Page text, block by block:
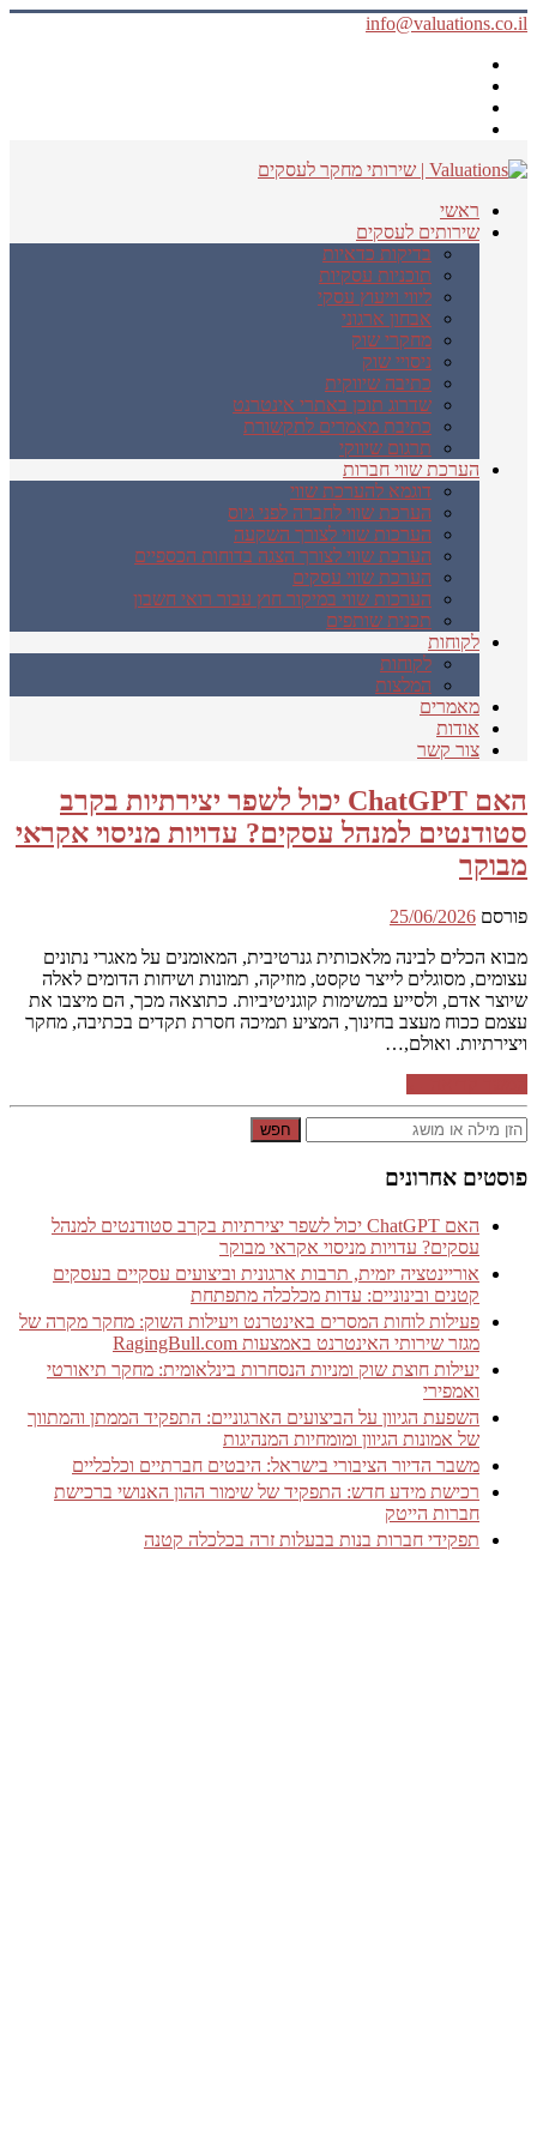
info@valuations.co.il
ראשי
שירותים לעסקים
בדיקות כדאיות
תוכניות עסקיות
ליווי וייעוץ עסקי
אבחון ארגוני
מחקרי שוק
ניסויי שוק
כתיבה שיווקית
שדרוג תוכן באתרי אינטרנט
כתיבת מאמרים לתקשורת
תרגום שיווקי
הערכת שווי חברות
דוגמא להערכת שווי
הערכת שווי לחברה לפני גיוס
הערכות שווי לצורך השקעה
הערכת שווי לצורך הצגה בדוחות הכספיים
הערכת שווי עסקים
הערכות שווי במיקור חוץ עבור רואי חשבון
תכנית שותפים
לקוחות
לקוחות
המלצות
מאמרים
אודות
צור קשר
האם ChatGPT יכול לשפר יצירתיות בקרב
סטודנטים למנהל עסקים? עדויות מניסוי אקראי
מבוקר
פורסם 25/06/2026
מבוא הכלים לבינה מלאכותית גנרטיבית, המאומנים על מאגרי נתונים
עצומים, מסוגלים לייצר טקסט, מוזיקה, תמונות ושיחות הדומים לאלה
שיוצר אדם, ולסייע במשימות קוגניטיביות. כתוצאה מכך, הם מיצבו את
עצמם ככוח מעצב בחינוך, המציע תמיכה חסרת תקדים בכתיבה, מחקר
ויצירתיות. ואולם,…
חפש
פוסטים אחרונים
האם ChatGPT יכול לשפר יצירתיות בקרב סטודנטים למנהל
עסקים? עדויות מניסוי אקראי מבוקר
אוריינטציה יזמית, תרבות ארגונית וביצועים עסקיים בעסקים
קטנים ובינוניים: עדות מכלכלה מתפתחת
פעילות לוחות המסרים באינטרנט ויעילות השוק: מחקר מקרה של
מגזר שירותי האינטרנט באמצעות RagingBull.com
יעילות חוצת שוק ומניות הנסחרות בינלאומית: מחקר תיאורטי
ואמפירי
השפעת הגיוון על הביצועים הארגוניים: התפקיד הממתן והמתווך
של אמונות הגיוון ומומחיות המנהיגות
משבר הדיור הציבורי בישראל: היבטים חברתיים וכלכליים
רכישת מידע חדש: התפקיד של שימור ההון האנושי ברכישת
חברות הייטק
תפקידי חברות בנות בבעלות זרה בכלכלה קטנה